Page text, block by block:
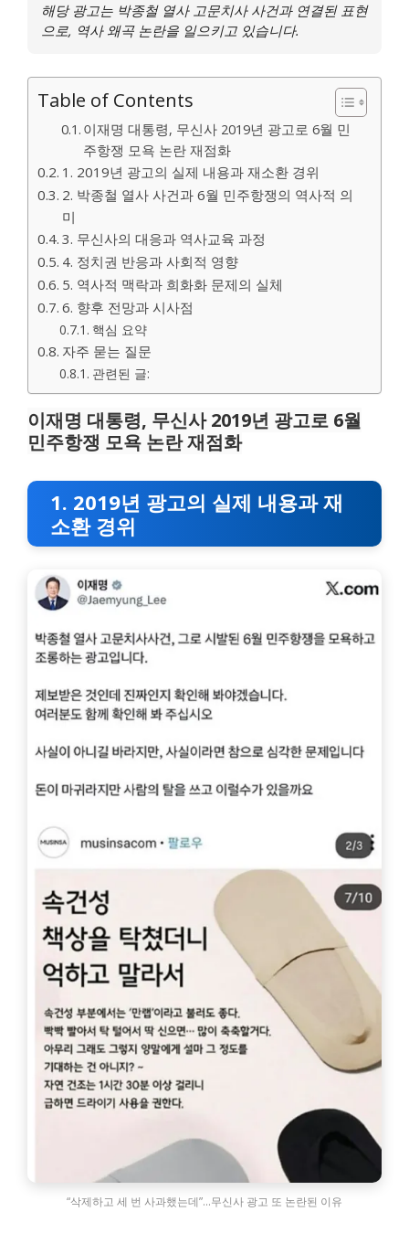
해당 광고는 박종철 열사 고문치사 사건과 연결된 표현
으로, 역사 왜곡 논란을 일으키고 있습니다.
Table of Contents
이재명 대통령, 무신사 2019년 광고로 6월 민
주항쟁 모욕 논란 재점화
1. 2019년 광고의 실제 내용과 재소환 경위
2. 박종철 열사 사건과 6월 민주항쟁의 역사적 의
미
3. 무신사의 대응과 역사교육 과정
4. 정치권 반응과 사회적 영향
5. 역사적 맥락과 희화화 문제의 실체
6. 향후 전망과 시사점
핵심 요약
자주 묻는 질문
관련된 글:
이재명 대통령, 무신사 2019년 광고로 6월
민주항쟁 모욕 논란 재점화
1. 2019년 광고의 실제 내용과 재
소환 경위
“삭제하고 세 번 사과했는데”…무신사 광고 또 논란된 이유